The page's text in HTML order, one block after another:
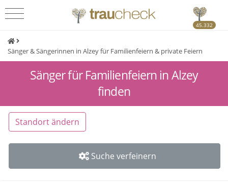
45.332
Sänger & Sängerinnen in Alzey für Familienfeiern & private Feiern
Sänger für Familienfeiern in Alzey
finden
Standort ändern
Suche verfeinern